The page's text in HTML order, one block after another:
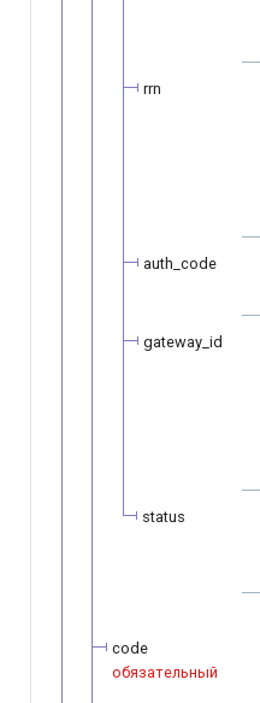
rrn
auth_code
gateway_id
status
code
обязательный